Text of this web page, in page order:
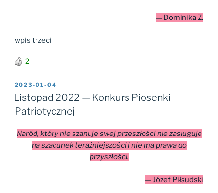
— Dominika Z.
wpis trzeci
2
OPUBLIKOWANE
W
2023-01-04
Listopad 2022 — Konkurs Piosenki
Patriotycznej
Naród, który nie szanuje swej przeszłości nie zasługuje
na szacunek teraźniejszości i nie ma prawa do
przyszłości.
— Józef Piłsudski